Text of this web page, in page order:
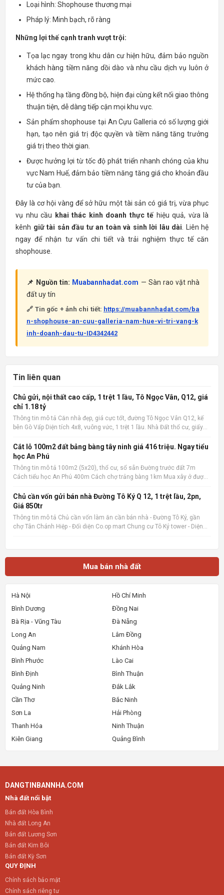
Loại hình: Shophouse thương mại
Pháp lý: Minh bạch, rõ ràng
Những lợi thế cạnh tranh vượt trội:
Tọa lạc ngay trong khu dân cư hiện hữu, đảm bảo nguồn
khách hàng tiềm năng dồi dào và nhu cầu dịch vụ luôn ở
mức cao.
Hệ thống hạ tầng đồng bộ, hiện đại cùng kết nối giao thông
thuận tiện, dễ dàng tiếp cận mọi khu vực.
Sản phẩm shophouse tại An Cựu Galleria có số lượng giới
hạn, tạo nên giá trị độc quyền và tiềm năng tăng trưởng
giá trị theo thời gian.
Được hưởng lợi từ tốc độ phát triển nhanh chóng của khu
vực Nam Huế, đảm bảo tiềm năng tăng giá cho khoản đầu
tư của bạn.
Đây là cơ hội vàng để sở hữu một tài sản có giá trị, vừa phục
vụ nhu cầu
khai thác kinh doanh thực tế hiệu quả, vừa là
kênh giữ tài sản đầu tư an toàn và sinh lời lâu dài. Liên hệ
ngay để nhận tư vấn chi tiết và trải nghiệm thực tế căn
shophouse.
📌 Nguồn tin: Muabannhadat.com — Sàn rao vặt nhà
đất uy tín
🔗 Tin gốc + ảnh chi tiết: https://muabannhadat.com/ba
n-shophouse-an-cuu-galleria-nam-hue-vi-tri-vang-k
inh-doanh-dau-tu-ID4342442
Tin liên quan
Chủ gửi, nội thất cao cấp, 1 trệt 1 lầu, Tô Ngọc Vân, Q12, giá
chỉ 1.18 tỷ
Thông tin mô tả Căn nhà đẹp, giá cực tốt, đường Tô Ngọc Vân Q12, kế
bên Gò Vấp Diện tích 4x8, vuông vức, 1 trệt 1 lầu. Nhà Đất thổ cư, giấy
công rộng, sân phơi. Giá cực tốt chỉ 1.1
Cắt lỗ 100m2 đất bảng bàng tây ninh giá 416 triệu. Ngay tiểu
học An Phú
Thông tin mô tả 100m2 (5x20), thổ cư, sổ sẵn Đường trước đất 7m
Cách tiểu học An Phú 400m Cách chợ trảng bàng 1km Mua xây ở được
&mdash; Sàn rao vặt nhà đất uy tín 🔗 Tin gốc + ảnh chi
Chủ cần vốn gửi bán nhà Đường Tô Ký Q 12, 1 trệt lầu, 2pn,
Giá 850tr
Thông tin mô tả Chủ cần vốn làm ăn cần bán nhà - Đường Tô Ký, gần
chợ Tân Chánh Hiệp - Đối diện Co.op mart Chung cư Tô Ký tower - Diện
Mua bán nhà đất
Hà Nội
Hồ Chí Minh
Bình Dương
Đồng Nai
Bà Rịa - Vũng Tàu
Đà Nẵng
Long An
Lâm Đồng
Quảng Nam
Khánh Hòa
Bình Phước
Lào Cai
Bình Định
Bình Thuận
Quảng Ninh
Đắk Lắk
Cần Thơ
Bắc Ninh
Sơn La
Hải Phòng
Thanh Hóa
Ninh Thuận
Kiên Giang
Quảng Bình
DANGTINBANNHA.COM
Nhà đất nổi bật
Bán đất Hòa Bình
Nhà đất Long An
Bán đất Lương Sơn
Bán đất Kim Bôi
Bán đất Kỳ Sơn
QUY ĐỊNH
Chính sách bảo mật
Chính sách riêng tư